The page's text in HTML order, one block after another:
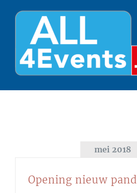
inhoud
mei 2018
Opening nieuw pand